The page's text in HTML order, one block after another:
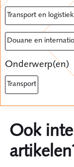
transport en logistiek
douane en
Onderwerp(en)
transport
Ook